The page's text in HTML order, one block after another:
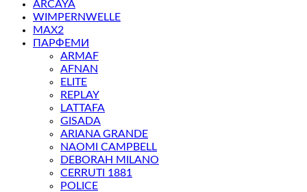
ARCAYA
WIMPERNWELLE
MAX2
ПАРФЕМИ
ARMAF
AFNAN
ELITE
REPLAY
LATTAFA
GISADA
ARIANA GRANDE
NAOMI CAMPBELL
DEBORAH MILANO
CERRUTI 1881
POLICE